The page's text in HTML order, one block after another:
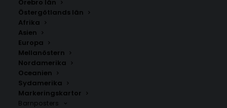
Örebro län
Östergötlands län
Afrika
Asien
Europa
Mellanöstern
Nordamerika
Oceanien
Sydamerika
Markeringskartor
Barnposters